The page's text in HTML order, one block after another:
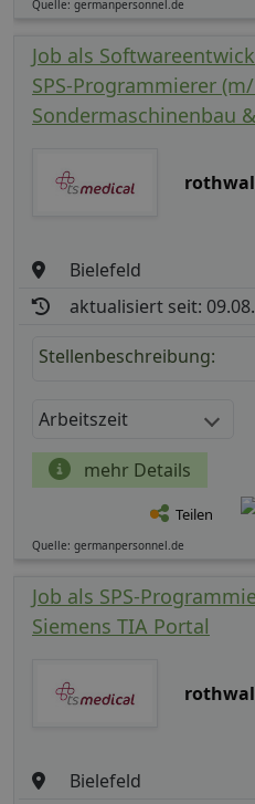
Quelle: germanpersonnel.de
Job als
SPS‑Programmierer
Sondermaschinenbau
Bielefeld
aktualisiert seit:
Stellenbeschreibung:
Arbeitszeit
mehr Details
Teilen
Quelle: germanpersonnel.de
Job als
Siemens TIA Portal
Bielefeld